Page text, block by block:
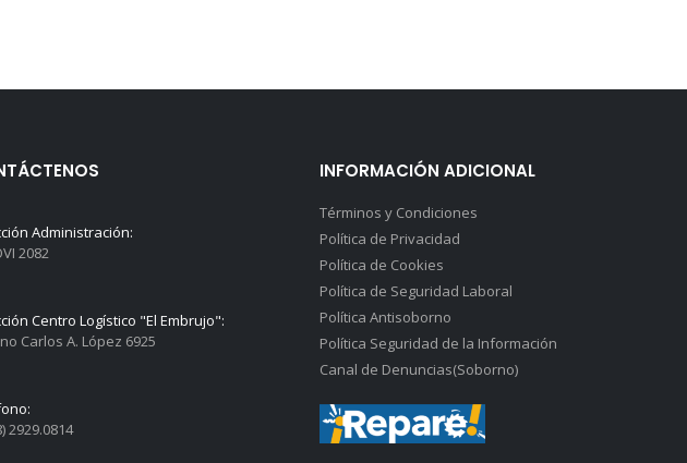
Administración:
2082
Centro Logístico "El Embrujo":
Carlos A. López 6925
2929.0814
INFORMACIÓN ADICIONAL
Términos y Condiciones
Política de Privacidad
Política de Cookies
Política de Seguridad Laboral
Política Antisoborno
Política Seguridad de la Información
Canal de Denuncias(Soborno)